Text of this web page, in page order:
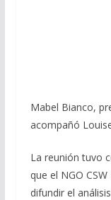
Mabel Bianco,
acompañó
La reunión tuvo
que el NGO
difundir el